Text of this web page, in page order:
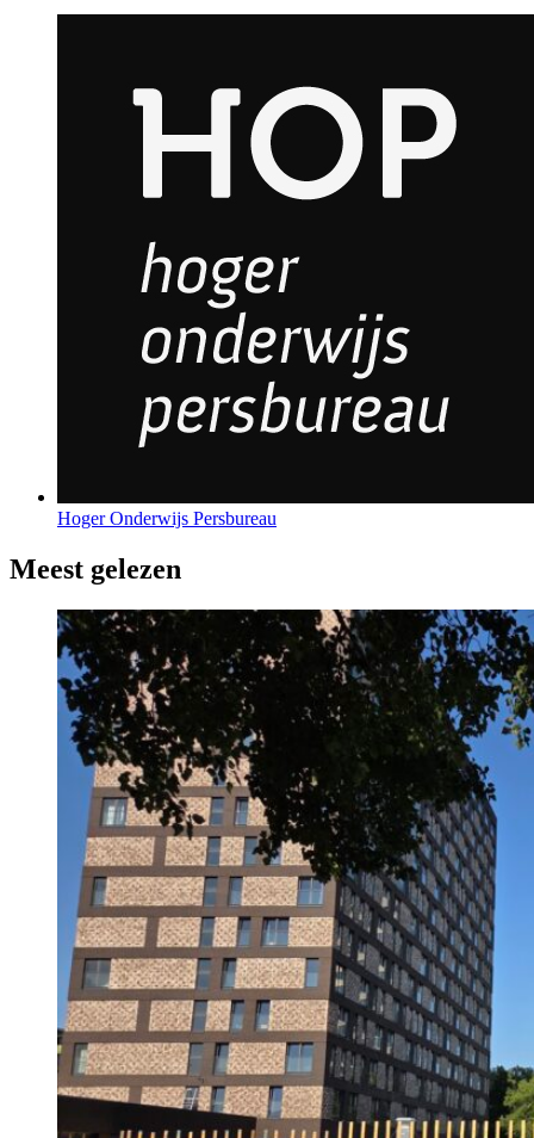
Hoger Onderwijs Persbureau
Meest gelezen